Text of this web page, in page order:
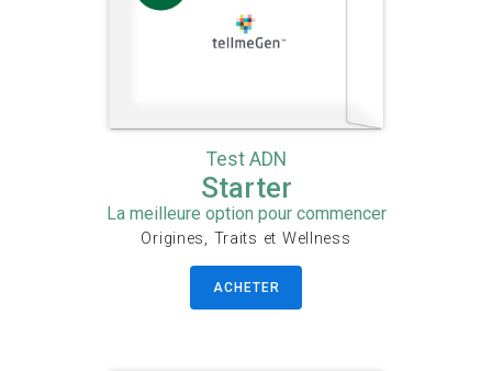
Test ADN
Starter
La meilleure option pour commencer
Origines, Traits et Wellness
ACHETER